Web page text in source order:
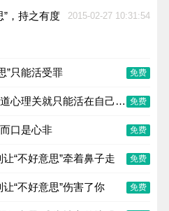
”，持之有度 2015-02-27 10:31:54
”只能活受罪 免费
第二章 过不去“不好意思”这道心理关就只能活在自己的小世界里 免费
口是心非 免费
“不好意思”牵着鼻子走 免费
“不好意思”伤害了你 免费